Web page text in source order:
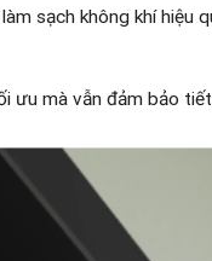
sạch không khí hiệu
ưu mà vẫn đảm bảo